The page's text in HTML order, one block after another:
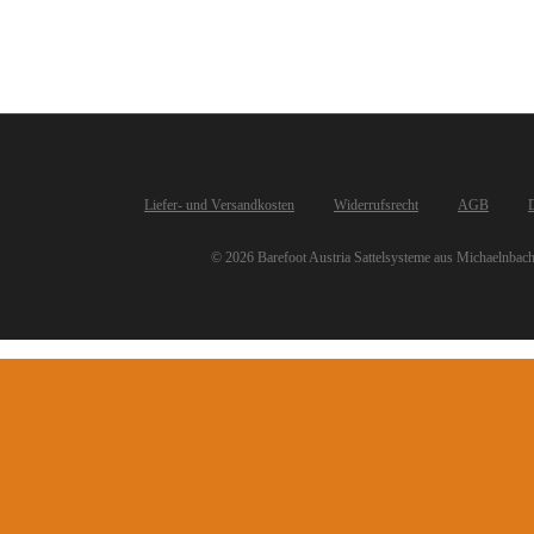
Liefer- und Versandkosten Widerrufsrecht AGB
© 2026 Barefoot Austria Sattelsysteme aus